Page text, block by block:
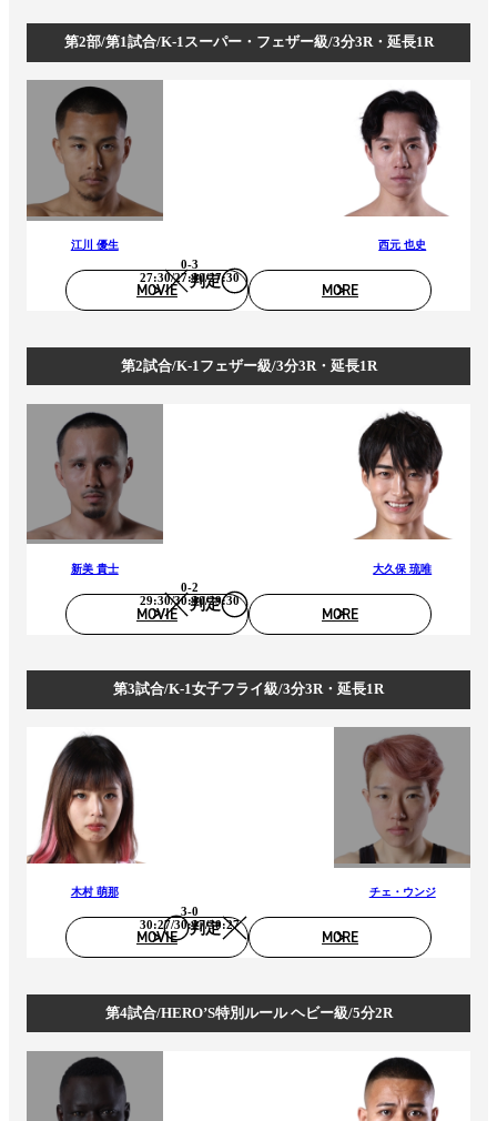
第2部/第1試合/K-1スーパー・フェザー級/3分3R・延長1R
江川 優生
判定
0-3
27:30/27:30/27:30
西元 也史
MOVIE MORE
第2試合/K-1フェザー級/3分3R・延長1R
新美 貴士
判定
0-2
29:30/30:30/29:30
大久保 琉唯
MOVIE MORE
第3試合/K-1女子フライ級/3分3R・延長1R
木村 萌那
判定
3-0
30:27/30:27/30:27
チェ・ウンジ
MOVIE MORE
第4試合/HERO’S特別ルール ヘビー級/5分2R